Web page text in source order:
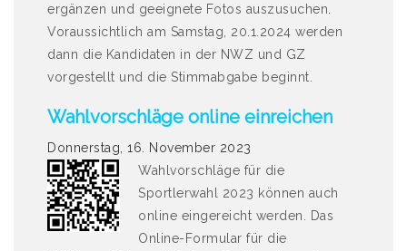
ergänzen und geeignete Fotos auszusuchen.
Voraussichtlich am Samstag, 20.1.2024 werden
dann die Kandidaten in der NWZ und GZ
vorgestellt und die Stimmabgabe beginnt.
Wahlvorschläge online einreichen
Donnerstag, 16. November 2023
Wahlvorschläge für die
Sportlerwahl 2023 können auch
online eingereicht werden. Das
Online-Formular für die